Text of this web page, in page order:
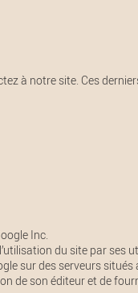
à notre site. Ces
Inc.
du site par ses
sur des serveurs situés
de son éditeur et de